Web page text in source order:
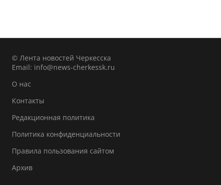
© Лента новостей Черкесска
Email: info@news-cherkessk.ru
О нас
Контакты
Редакционная политика
Политика конфиденциальности
Правила пользования сайтом
Архив